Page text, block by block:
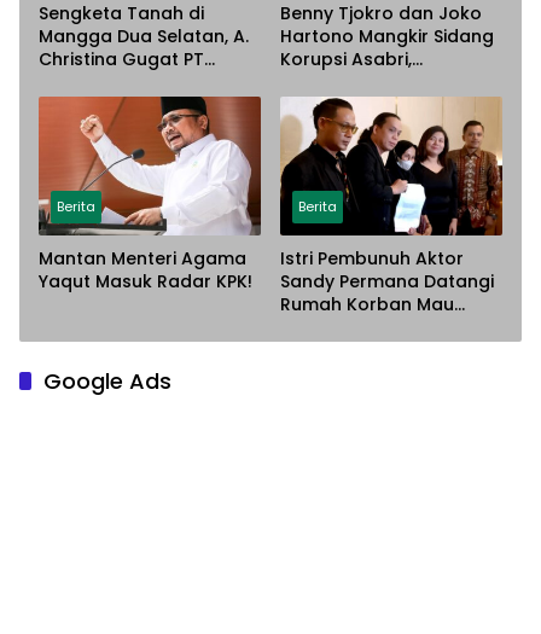
Sengketa Tanah di
Mangga Dua Selatan, A.
Christina Gugat PT
Dugaan Penyerobotan
Lahan
Benny Tjokro dan Joko
Hartono Mangkir Sidang
Korupsi Asabri,
Paksa
Berita
Mantan Menteri Agama
Yaqut Masuk Radar KPK!
Berita
Istri Pembunuh Aktor
Sandy Permana Datangi
Rumah Korban Mau
Google Ads